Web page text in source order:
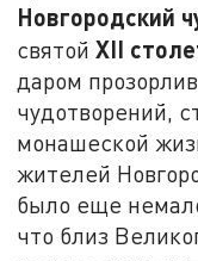
Новгородский
святойXII
даром
чудотворений,
монашеской
жителей
было еще
что близ